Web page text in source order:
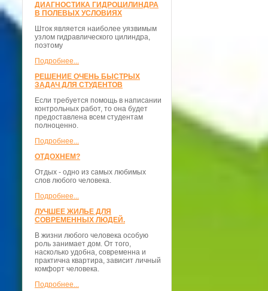
ДИАГНОСТИКА ГИДРОЦИЛИНДРА
В ПОЛЕВЫХ УСЛОВИЯХ
Шток является наиболее уязвимым
узлом гидравлического цилиндра,
поэтому
Подробнее...
РЕШЕНИЕ ОЧЕНЬ БЫСТРЫХ
ЗАДАЧ ДЛЯ СТУДЕНТОВ
Если требуется помощь в написании
контрольных работ, то она будет
предоставлена всем студентам
полноценно.
Подробнее...
ОТДОХНЕМ?
Отдых - одно из самых любимых
слов любого человека.
Подробнее...
ЛУЧШЕЕ ЖИЛЬЕ ДЛЯ
СОВРЕМЕННЫХ ЛЮДЕЙ.
В жизни любого человека особую
роль занимает дом. От того,
насколько удобна, современна и
практична квартира, зависит личный
комфорт человека.
Подробнее...